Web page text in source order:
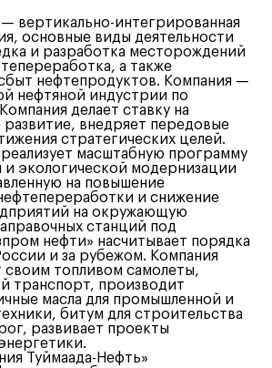
вертикально-интегрированная
основные виды деятельности
и разработка месторождений
а также
нефтепродуктов. Компания —
нефтяной индустрии по
делает ставку на
развитие, внедряет передовые
стратегических целей.
масштабную программу
и экологической модернизации
на повышение
и снижение
на окружающую
станций под
нефти» насчитывает порядка
и за рубежом. Компания
своим топливом самолеты,
транспорт, производит
масла для промышленной и
битум для строительства
развивает проекты
Туймаада-Нефть»